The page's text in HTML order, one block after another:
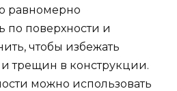
равномерно
по поверхности и
чтобы избежать
и трещин в конструкции.
можно использовать